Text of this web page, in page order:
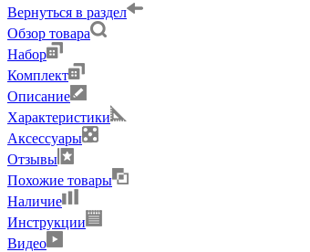
Вернуться в раздел
Обзор товара
Набор
Комплект
Описание
Характеристики
Аксессуары
Отзывы
Похожие товары
Наличие
Инструкции
Видео